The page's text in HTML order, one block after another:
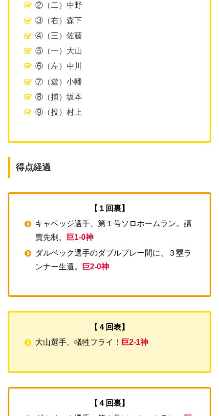
②（二）中野
③（右）森下
④（三）佐藤
⑤（一）大山
⑥（左）中川
⑦（遊）小幡
⑧（捕）坂本
⑨（投）村上
得点経過
【１回裏】
キャベッジ選手、第１号ソロホームラン。讀
賣先制。
巨1-0神
ダルベック選手のダブルプレー間に、３塁ラ
ンナー生還。
巨2-0神
【４回表】
大山選手、犠牲フライ！ 巨2-1神
【４回裏】